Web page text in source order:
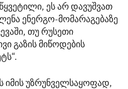
ეს არ დავუშვათ
ენერგო-მომარაგებაზე
თუ რუსეთი
გაზის მიწოდების
იმის უზრუნველსაყოფად,